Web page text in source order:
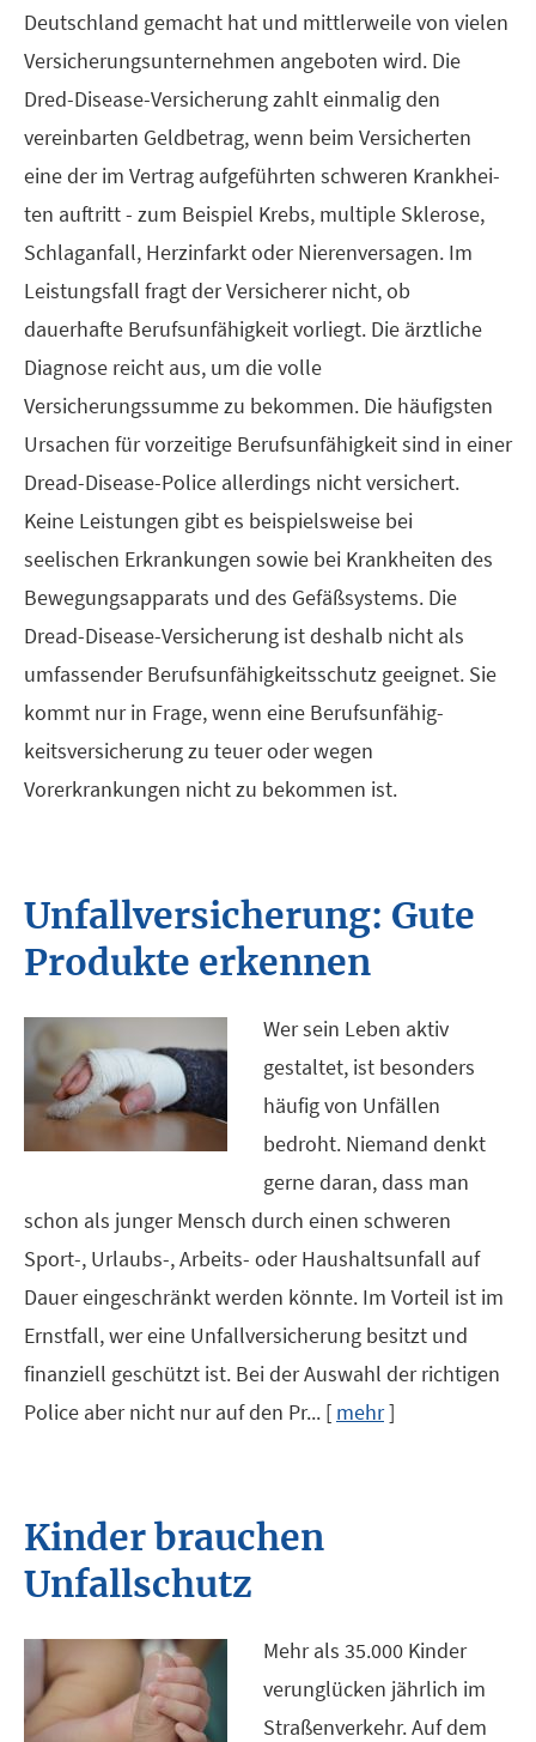
Deutschland gemacht hat und mittlerweile von vielen
Ver­si­che­rungs­un­ter­neh­men angeboten wird. Die
Dred-Disease-Versicherung zahlt einmalig den
vereinbarten Geldbetrag, wenn beim Versicherten
eine der im Vertrag aufgeführten schweren Krank­hei­
ten auftritt - zum Beispiel Krebs, multiple Sklerose,
Schlaganfall, Herzinfarkt oder Nierenversagen. Im
Leistungsfall fragt der Versicherer nicht, ob
dauerhafte Berufs­unfähig­keit vorliegt. Die ärztliche
Diagnose reicht aus, um die volle
Versicherungssumme zu bekommen. Die häufigsten
Ursachen für vorzeitige Berufs­unfähig­keit sind in einer
Dread-Disease-Police allerdings nicht versichert.
Keine Leistungen gibt es beispielsweise bei
seelischen Erkrankungen sowie bei Krank­hei­ten des
Bewegungsapparats und des Gefäßsystems. Die
Dread-Disease-Versicherung ist deshalb nicht als
umfassender Berufs­unfähig­keitsschutz geeignet. Sie
kommt nur in Frage, wenn eine Berufs­unfähig­
keitsversicherung zu teuer oder wegen
Vorerkrankungen nicht zu bekommen ist.
Unfall­ver­si­che­rung: Gute
Produkte erkennen
Wer sein Leben aktiv
gestaltet, ist besonders
häufig von Unfällen
bedroht. Niemand denkt
gerne daran, dass man
schon als junger Mensch durch einen schweren
Sport-, Urlaubs-, Arbeits- oder Haushaltsunfall auf
Dauer eingeschränkt werden könnte. Im Vorteil ist im
Ernstfall, wer eine Unfall­ver­si­che­rung besitzt und
finanziell geschützt ist. Bei der Auswahl der richtigen
Police aber nicht nur auf den Pr... [ mehr]
Kinder brauchen
Unfallschutz
Mehr als 35.000 Kinder
verunglücken jährlich im
Straßenverkehr. Auf dem